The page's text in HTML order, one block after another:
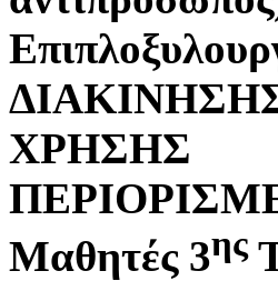
ΧΡΗΣΗΣ
Μαθητές 3ης